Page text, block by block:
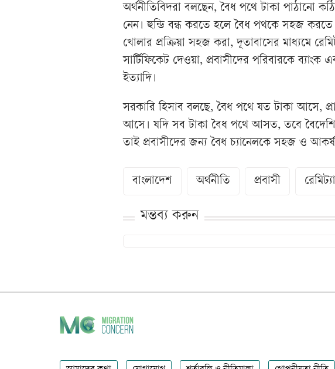
অর্থনীতিবিদরা বলছেন, বৈধ পথে টাকা পাঠানো
নেন। হুন্ডি বন্ধ করতে হলে বৈধ পথকে সহজ করতে
খোলার প্রক্রিয়া সহজ করা, দূতাবাসের মাধ্যমে
সার্টিফিকেট দেওয়া, প্রবাসীদের পরিবারকে
ইত্যাদি।
সরকারি হিসাব বলছে, বৈধ পথে যত টাকা আসে,
আসে। যদি সব টাকা বৈধ পথে আসত, তবে
তাই প্রবাসীদের জন্য বৈধ চ্যানেলকে সহজ ও
বাংলাদেশ অর্থনীতি প্রবাসী
মন্তব্য করুন